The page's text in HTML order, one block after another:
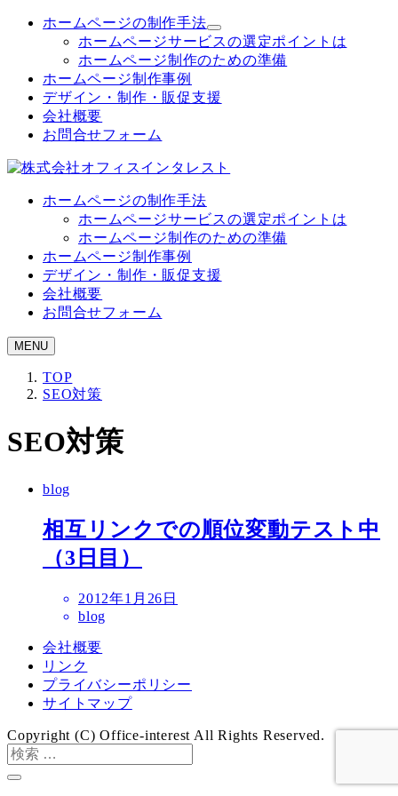
へ
ホームページの制作手法
ホームページサービスの選定ポイントは
ホームページ制作のための準備
ホームページ制作事例
デザイン・制作・販促支援
会社概要
お問合せフォーム
ホームページの制作手法
ホームページサービスの選定ポイントは
ホームページ制作のための準備
ホームページ制作事例
デザイン・制作・販促支援
会社概要
お問合せフォーム
MENU
TOP
SEO対策
SEO対策
blog
相互リンクでの順位変動テスト中
（3日目）
投
稿
2012年1月26日
blog
会社概要
リンク
プライバシーポリシー
サイトマップ
Copyright (C) Office-interest All Rights Reserved.
検
索